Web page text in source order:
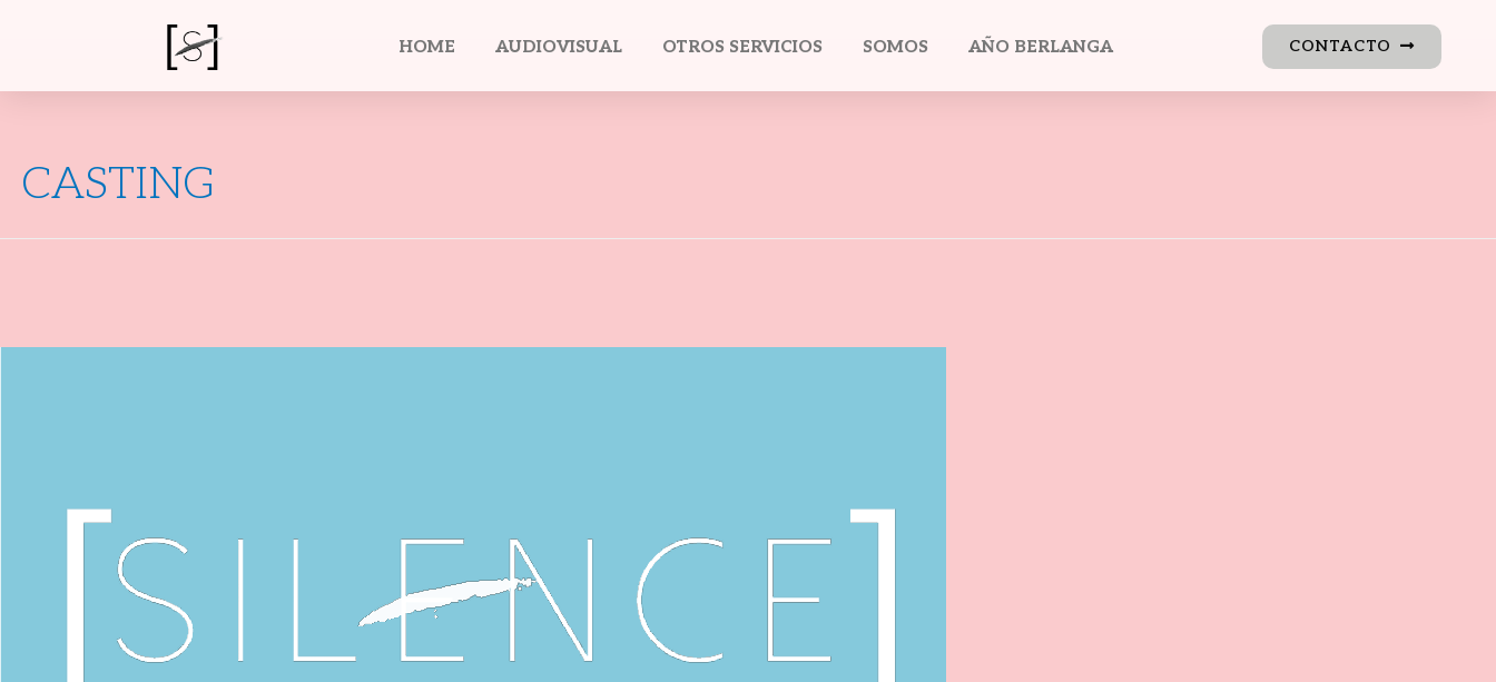
HOME AUDIOVISUAL OTROS SERVICIOS SOMOS AÑO BERLANGA CONTACTO
CASTING